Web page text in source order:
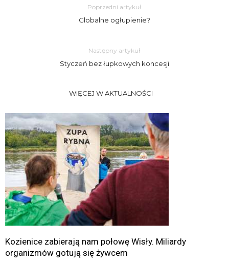
Poprzedni artykuł
Globalne ogłupienie?
Następny artykuł
Styczeń bez łupkowych koncesji
WIĘCEJ W AKTUALNOŚCI
Kozienice zabierają nam połowę Wisły. Miliardy
organizmów gotują się żywcem